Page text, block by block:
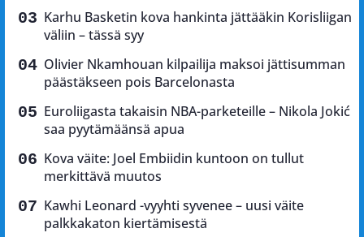
Karhu Basketin kova hankinta jättääkin Korisliigan
väliin – tässä syy
Olivier Nkamhouan kilpailija maksoi jättisumman
päästäkseen pois Barcelonasta
Euroliigasta takaisin NBA-parketeille – Nikola Jokić
saa pyytämäänsä apua
Kova väite: Joel Embiidin kuntoon on tullut
merkittävä muutos
Kawhi Leonard -vyyhti syvenee – uusi väite
palkkakaton kiertämisestä